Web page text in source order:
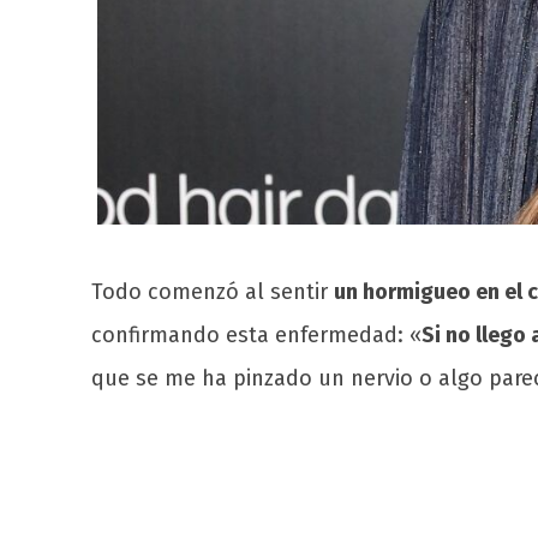
Todo comenzó al sentir un hormigueo en el
confirmando esta enfermedad: «Si no llego
que se me ha pinzado un nervio o algo